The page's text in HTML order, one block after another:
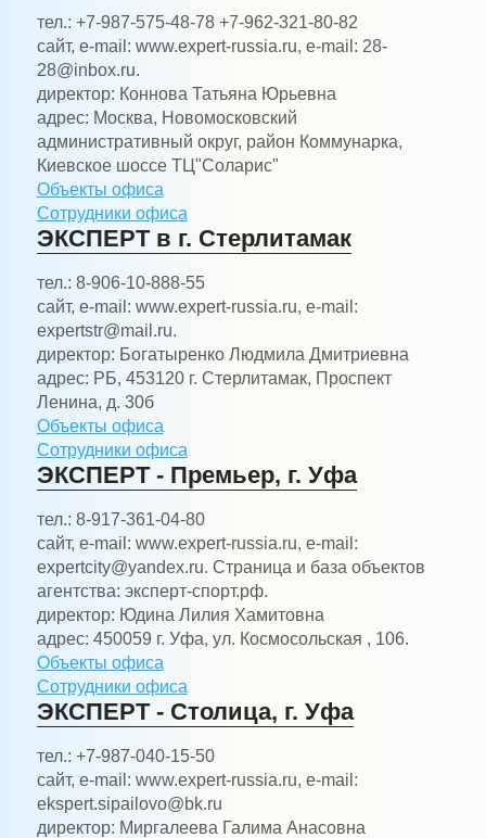
тел.: +7-987-575-48-78 +7-962-321-80-82
сайт, e-mail: www.expert-russia.ru, e-mail: 28-
28@inbox.ru.
директор: Коннова Татьяна Юрьевна
адрес: Москва, Новомосковский
административный округ, район Коммунарка,
Киевское шоссе ТЦ"Соларис"
Объекты офиса
Сотрудники офиса
ЭКСПЕРТ в г. Стерлитамак
тел.: 8-906-10-888-55
сайт, e-mail: www.expert-russia.ru, e-mail:
expertstr@mail.ru.
директор: Богатыренко Людмила Дмитриевна
адрес: РБ, 453120 г. Стерлитамак, Проспект
Ленина, д. 30б
Объекты офиса
Сотрудники офиса
ЭКСПЕРТ - Премьер, г. Уфа
тел.: 8-917-361-04-80
сайт, e-mail: www.expert-russia.ru, e-mail:
expertcity@yandex.ru. Страница и база объектов
агентства: эксперт-спорт.рф.
директор: Юдина Лилия Хамитовна
адрес: 450059 г. Уфа, ул. Космосольская , 106.
Объекты офиса
Сотрудники офиса
ЭКСПЕРТ - Столица, г. Уфа
тел.: +7-987-040-15-50
сайт, e-mail: www.expert-russia.ru, e-mail:
ekspert.sipailovo@bk.ru
директор: Миргалеева Галима Анасовна